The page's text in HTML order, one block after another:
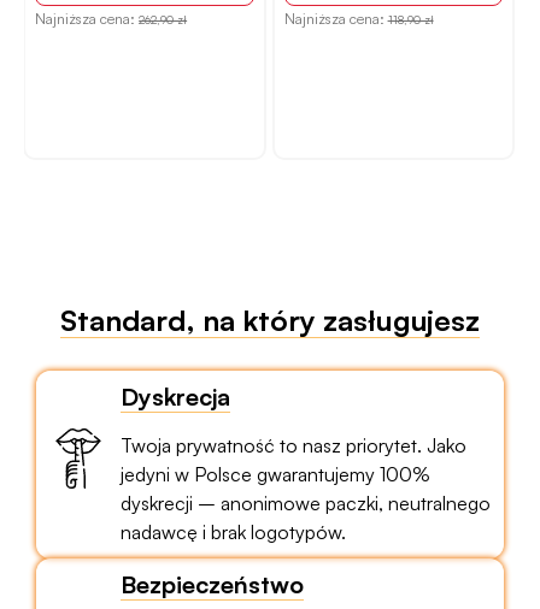
Najniższa cena:262,90 zł Najniższa cena:118,90 zł
Standard, na który zasługujesz
Dyskrecja
Twoja prywatność to nasz priorytet. Jako
jedyni w Polsce gwarantujemy 100%
dyskrecji – anonimowe paczki, neutralnego
nadawcę i brak logotypów.
Bezpieczeństwo